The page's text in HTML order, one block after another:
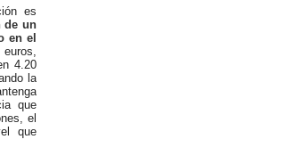
es
de un
en el
4.20
la
que
el
que